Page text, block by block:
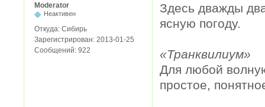
Moderator
Неактивен
Откуда: Сибирь
Зарегистрирован: 2013-01-25
Сообщений: 922
Здесь дважды
ясную погоду.
«Транквилиум»
Для любой
простое,